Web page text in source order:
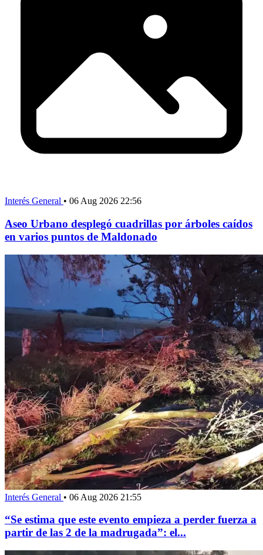
Interés General • 06 Aug 2026 22:56
Aseo Urbano desplegó cuadrillas por árboles caídos
en varios puntos de Maldonado
Interés General • 06 Aug 2026 21:55
“Se estima que este evento empieza a perder fuerza a
partir de las 2 de la madrugada”: el...